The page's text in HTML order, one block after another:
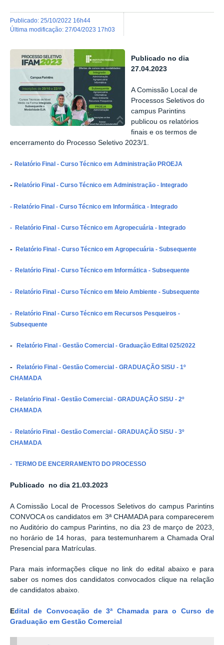
publicado: 25/10/2022 16h44
última modificação: 27/04/2023 17h03
Publicado no dia
27.04.2023
A Comissão Local de
Processos Seletivos do
campus Parintins
publicou os relatórios
finais e os termos de
encerramento do Processo Seletivo 2023/1.
- Relatório Final - Curso Técnico em Administração PROEJA
- Relatório Final - Curso Técnico em Administração - Integrado
- Relatório Final - Curso Técnico em Informática - Integrado
- Relatório Final - Curso Técnico em Agropecuária - Integrado
- Relatório Final - Curso Técnico em Agropecuária - Subsequente
- Relatório Final - Curso Técnico em Informática - Subsequente
- Relatório Final - Curso Técnico em Meio Ambiente - Subsequente
- Relatório Final - Curso Técnico em Recursos Pesqueiros -
Subsequente
- Relatório Final - Gestão Comercial - Graduação Edital 025/2022
- Relatório Final - Gestão Comercial - GRADUAÇÃO SISU - 1º
CHAMADA
- Relatório Final - Gestão Comercial - GRADUAÇÃO SISU - 2º
CHAMADA
- Relatório Final - Gestão Comercial - GRADUAÇÃO SISU - 3º
CHAMADA
- TERMO DE ENCERRAMENTO DO PROCESSO
Publicado no dia 21.03.2023
A Comissão Local de Processos Seletivos do campus Parintins
CONVOCA os candidatos em 3ª CHAMADA para comparecerem
no Auditório do campus Parintins, no dia 23 de março de 2023,
no horário de 14 horas, para testemunharem a Chamada Oral
Presencial para Matrículas.
Para mais informações clique no link do edital abaixo e para
saber os nomes dos candidatos convocados clique na relação
de candidatos abaixo.
Edital de Convocação de 3ª Chamada para o Curso de
Graduação em Gestão Comercial